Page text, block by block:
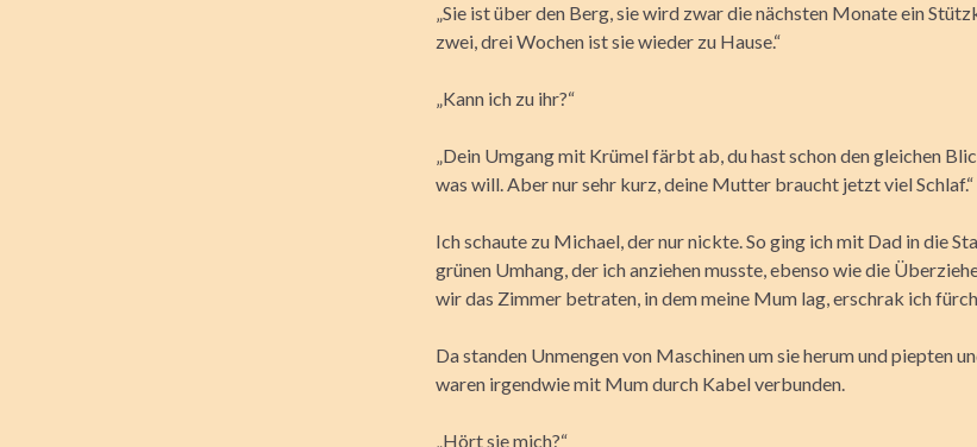
„Sie ist über den Berg, sie wird zwar die nächsten Monate ein
zwei, drei Wochen ist sie wieder zu Hause.“
„Kann ich zu ihr?“
„Dein Umgang mit Krümel färbt ab, du hast schon den gleichen
was will. Aber nur sehr kurz, deine Mutter braucht jetzt viel Schlaf.“
Ich schaute zu Michael, der nur nickte. So ging ich mit Dad in die
grünen Umhang, der ich anziehen musste, ebenso wie die
wir das Zimmer betraten, in dem meine Mum lag, erschrak ich
Da standen Unmengen von Maschinen um sie herum und piepten
waren irgendwie mit Mum durch Kabel verbunden.
„Hört sie mich?“